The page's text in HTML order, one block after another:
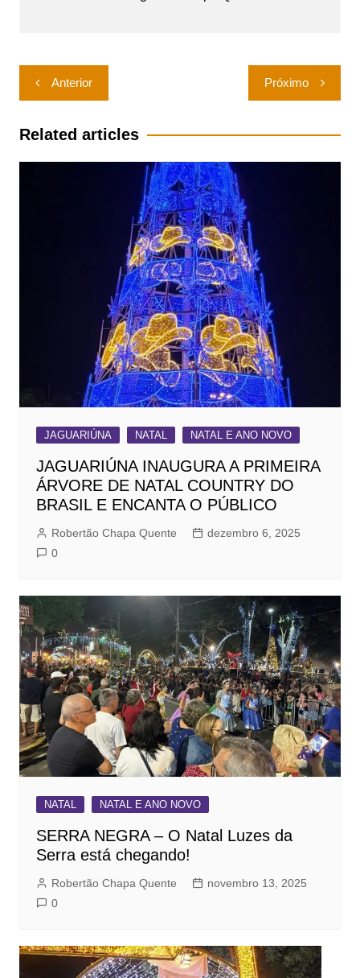
Navegação
de
Post
Anterior Próximo
Related articles
JAGUARIÚNA NATAL NATAL E ANO NOVO
JAGUARIÚNA INAUGURA A PRIMEIRA
ÁRVORE DE NATAL COUNTRY DO
BRASIL E ENCANTA O PÚBLICO
Robertão Chapa Quente
dezembro 6, 2025
0
NATAL NATAL E ANO NOVO
SERRA NEGRA – O Natal Luzes da
Serra está chegando!
Robertão Chapa Quente
novembro 13, 2025
0